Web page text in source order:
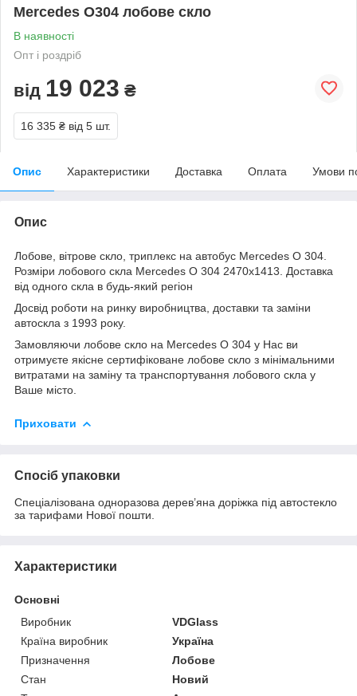
Mercedes O304 лобове скло
В наявності
Опт і роздріб
від 19 023 ₴
16 335 ₴ від 5 шт.
Опис Характеристики Доставка Оплата Умови
Опис
Лобове, вітрове скло, триплекс на автобус Mercedes O 304.
Розміри лобового скла Mercedes O 304 2470x1413. Доставка
від одного скла в будь-який регіон
Досвід роботи на ринку виробництва, доставки та заміни
автоскла з 1993 року.
Замовляючи лобове скло на Mercedes O 304 у Нас ви
отримуєте якісне сертифіковане лобове скло з мінімальними
витратами на заміну та транспортування лобового скла у
Ваше місто.
Приховати
Спосіб упаковки
Спеціалізована одноразова дерев’яна доріжка під автостекло
за тарифами Нової пошти.
Характеристики
Основні
Виробник
VDGlass
Країна виробник
Україна
Призначення
Лобове
Стан
Новий